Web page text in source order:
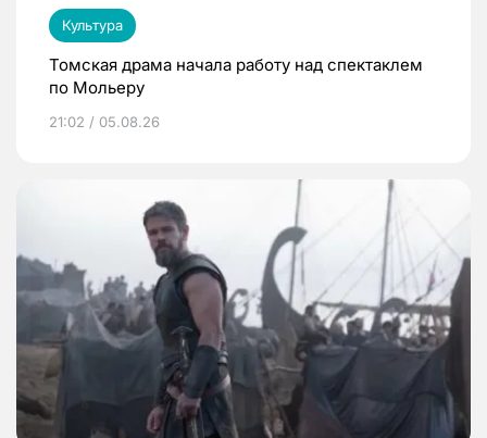
Культура
Томская драма начала работу над спектаклем
по Мольеру
21:02 / 05.08.26